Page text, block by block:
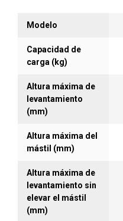
Con un mástil más
así disminuir el
Equipo con patas
manejar paletas
de cargas.
Este equipo
con el equipo para
desplazarse a
Equipado con un
que el equipo
Modelo
Capacidad de
carga (kg)
Altura máxima de
levantamiento
(mm)
Altura máxima del
mástil (mm)
Altura máxima de
levantamiento sin
elevar el mástil
(mm)